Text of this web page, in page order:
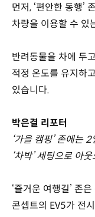
먼저, ‘편안한 동행’
차량을 이용할 수 있
반려동물을 차에 두
적정 온도를 유지하
있습니다.
박은결 리포터
‘가을 캠핑’ 존에는
‘차박’ 세팅으로 아
‘즐거운 여행길’ 존
콘셉트의 EV5가 전